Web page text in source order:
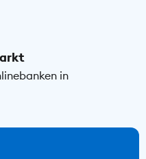
in